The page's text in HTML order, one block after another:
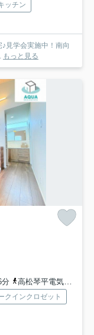
ッチン
見学会実施中！南向
もっと見る
分
高松琴平電気鉄道琴平線「一宮」駅 徒歩31分
クインクロゼット